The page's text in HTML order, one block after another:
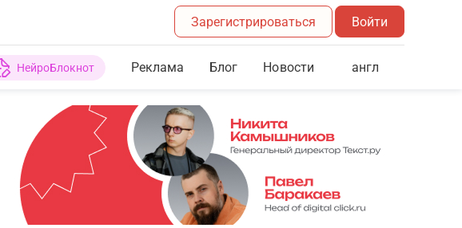
Зарегистрироваться Войти
НейроБлокнот Реклама Блог Новости англ